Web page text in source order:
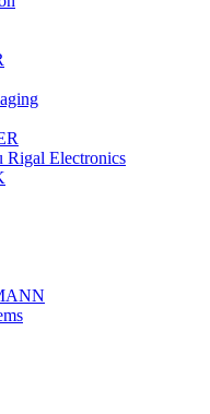
Rigal Electronics